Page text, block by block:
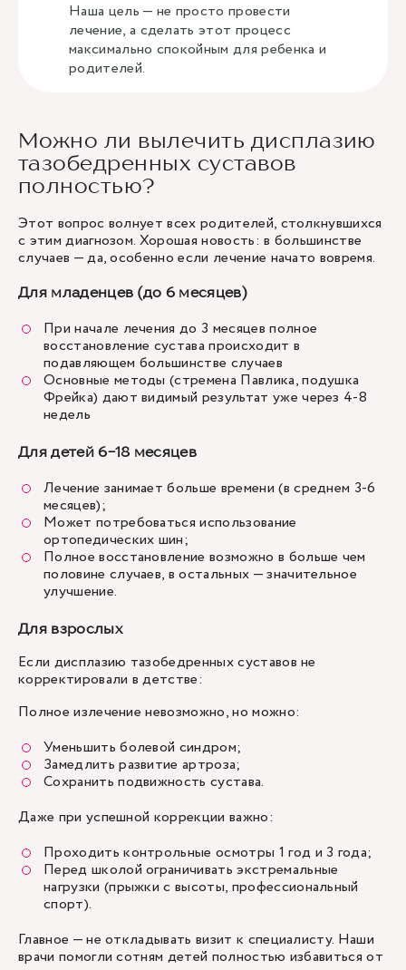
Наша цель — не просто провести
лечение, а сделать этот процесс
максимально спокойным для ребенка и
родителей.
Можно ли вылечить дисплазию
тазобедренных суставов
полностью?
Этот вопрос волнует всех родителей, столкнувшихся
с этим диагнозом. Хорошая новость: в большинстве
случаев — да, особенно если лечение начато вовремя.
Для младенцев (до 6 месяцев)
При начале лечения до 3 месяцев полное
восстановление сустава происходит в
подавляющем большинстве случаев
Основные методы (стремена Павлика, подушка
Фрейка) дают видимый результат уже через 4-8
недель
Для детей 6-18 месяцев
Лечение занимает больше времени (в среднем 3-6
месяцев);
Может потребоваться использование
ортопедических шин;
Полное восстановление возможно в больше чем
половине случаев, в остальных — значительное
улучшение.
Для взрослых
Если дисплазию тазобедренных суставов не
корректировали в детстве:
Полное излечение невозможно, но можно:
Уменьшить болевой синдром;
Замедлить развитие артроза;
Сохранить подвижность сустава.
Даже при успешной коррекции важно:
Проходить контрольные осмотры 1 год и 3 года;
Перед школой ограничивать экстремальные
нагрузки (прыжки с высоты, профессиональный
спорт).
Главное — не откладывать визит к специалисту. Наши
врачи помогли сотням детей полностью избавиться от